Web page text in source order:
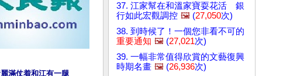
滿仗着和江有一腿
37. 江家幫在和溫家寶耍花活 銀
行如此宏觀調控 🖼️ (27,050次)
38. 到時候了！一個您非看不可的
重要通知 🖼️ (27,021次)
39. 一幅非常值得欣賞的文藝復興
時期名畫 🖼️ (26,936次)